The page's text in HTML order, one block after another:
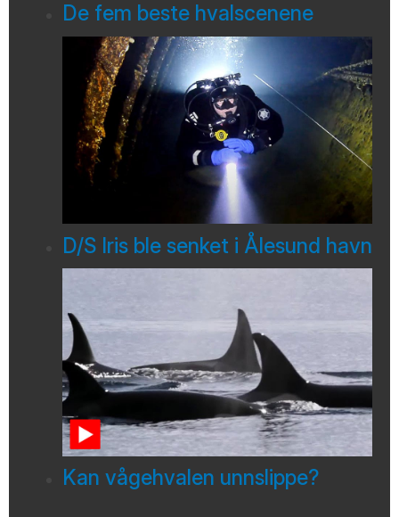
De fem beste hvalscenene
D/S Iris ble senket i Ålesund havn
Kan vågehvalen unnslippe?